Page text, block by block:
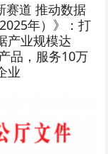
赛道 推动数据
年）》：打
产业规模达
品，服务10万
业